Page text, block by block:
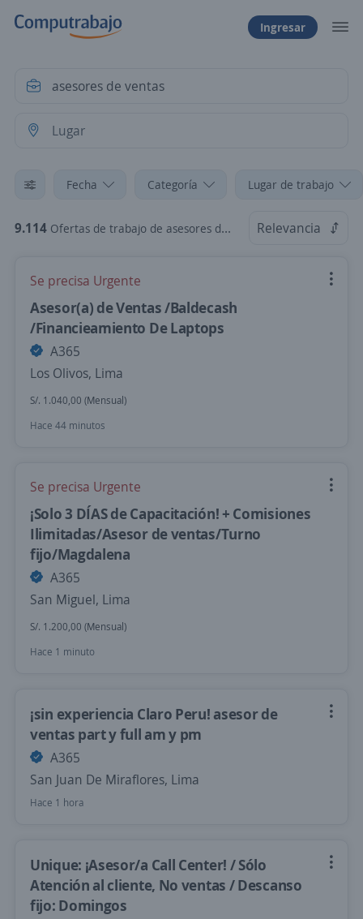
Ingresar
Fecha Categoría Lugar de trabajo
9.114 Ofertas de trabajo de asesores de ventas Relevancia
Se precisa Urgente
Asesor(a) de Ventas /Baldecash
/Financieamiento De Laptops
A365
Los Olivos, Lima
S/. 1.040,00 (Mensual)
Hace 44 minutos
Se precisa Urgente
¡Solo 3 DÍAS de Capacitación! + Comisiones
Ilimitadas/Asesor de ventas/Turno
fijo/Magdalena
A365
San Miguel, Lima
S/. 1.200,00 (Mensual)
Hace 1 minuto
¡sin experiencia Claro Peru! asesor de
ventas part y full am y pm
A365
San Juan De Miraflores, Lima
Hace 1 hora
Unique: ¡Asesor/a Call Center! / Sólo
Atención al cliente, No ventas / Descanso
fijo: Domingos